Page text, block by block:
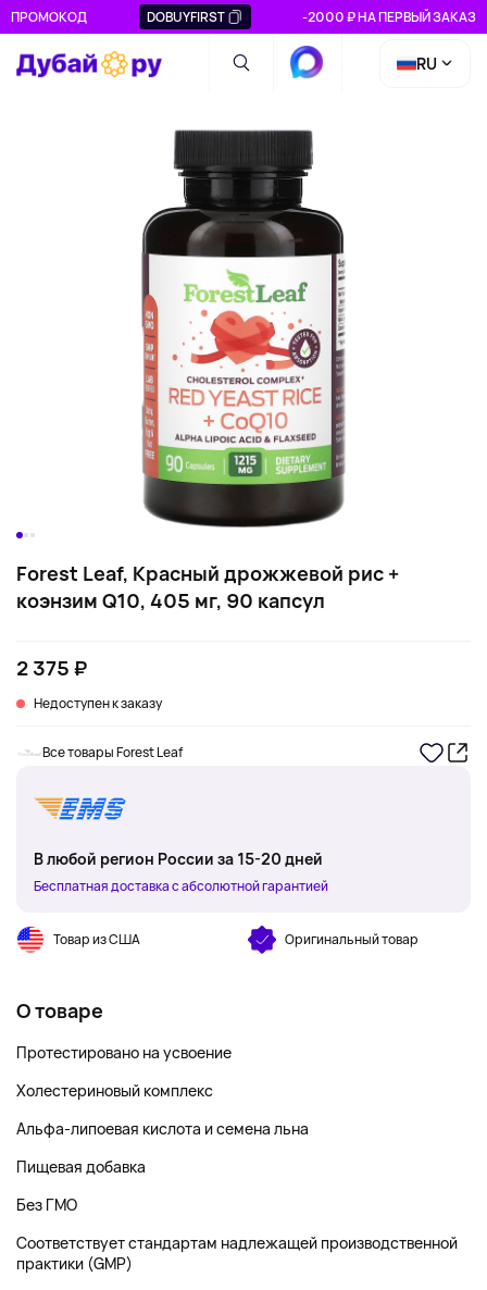
ПРОМОКОД DOBUYFIRST -2000 ₽ НА ПЕРВЫЙ ЗАКАЗ
RU
Forest Leaf, Красный дрожжевой рис +
коэнзим Q10, 405 мг, 90 капсул
2 375 ₽
Недоступен к заказу
Все товары Forest Leaf
В любой регион России за 15-20 дней
Бесплатная доставка с абсолютной гарантией
Товар из США Оригинальный товар
О товаре
Протестировано на усвоение
Холестериновый комплекс
Альфа-липоевая кислота и семена льна
Пищевая добавка
Без ГМО
Соответствует стандартам надлежащей производственной
практики (GMP)